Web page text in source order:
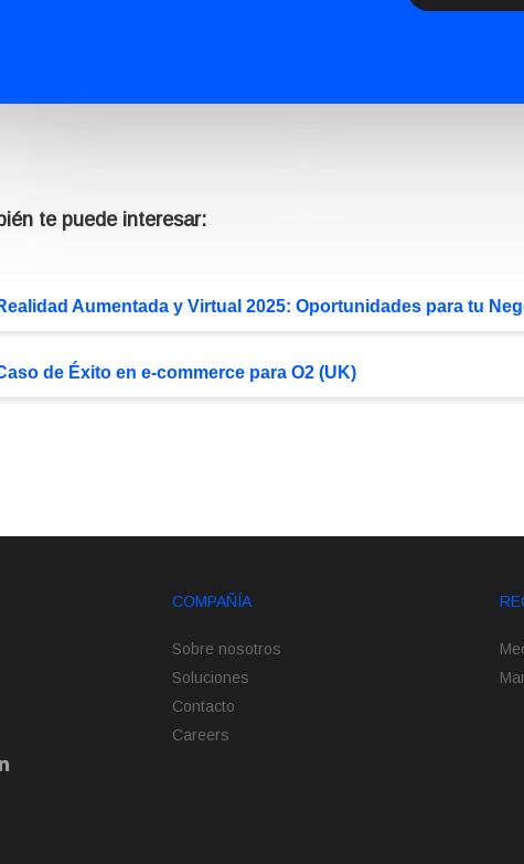
te puede interesar:
Aumentada y Virtual 2025: Oportunidades para tu
de Éxito en e-commerce para O2 (UK)
COMPAÑÍA
Sobre nosotros
Soluciones
Contacto
Careers